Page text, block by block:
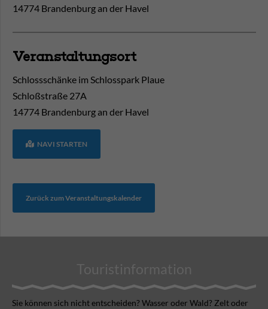
14774 Brandenburg an der Havel
Veranstaltungsort
Schlossschänke im Schlosspark Plaue
Schloßstraße 27A
14774 Brandenburg an der Havel
NAVI STARTEN
Zurück zum Veranstaltungskalender
Touristinformation
Sie können sich nicht ent­scheiden? Wasser oder Wald? Zelt oder